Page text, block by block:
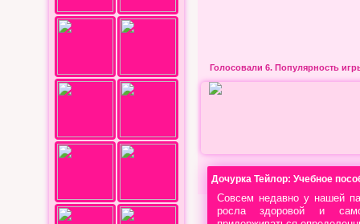
Голосовали 6. Популярность
Дочурка Тейлор: Учебное
Совсем недавно у нашей
росла здоровой и